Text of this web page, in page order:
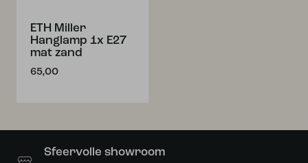
ETH Miller
Hanglamp 1x E27
mat zand
65,00
Sfeervolle showroom